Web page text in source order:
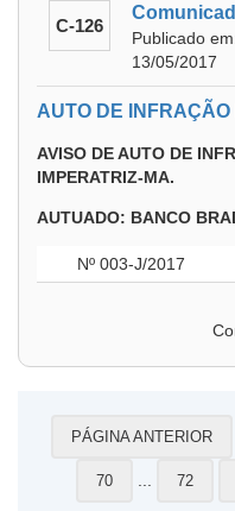
C-126
Publicado
13/05/2017
AUTO DE INFRAÇÃO
AVISO DE AUTO DE
IMPERATRIZ-MA.
AUTUADO: BANCO
Nº 003-J/2017
PÁGINA ANTERIOR
70 72